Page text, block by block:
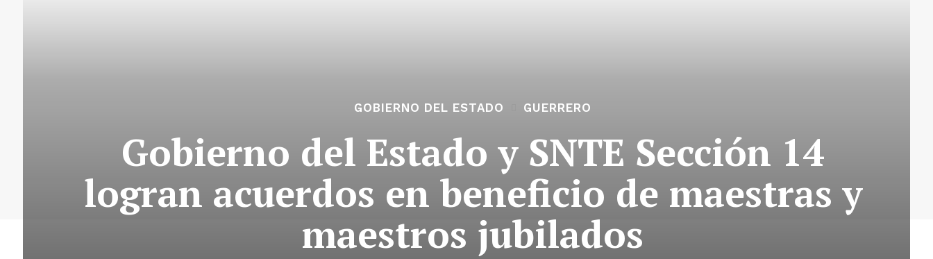
GOBIERNO DEL ESTADO GUERRERO
Gobierno del Estado y SNTE Sección 14
logran acuerdos en beneficio de maestras y
maestros jubilados